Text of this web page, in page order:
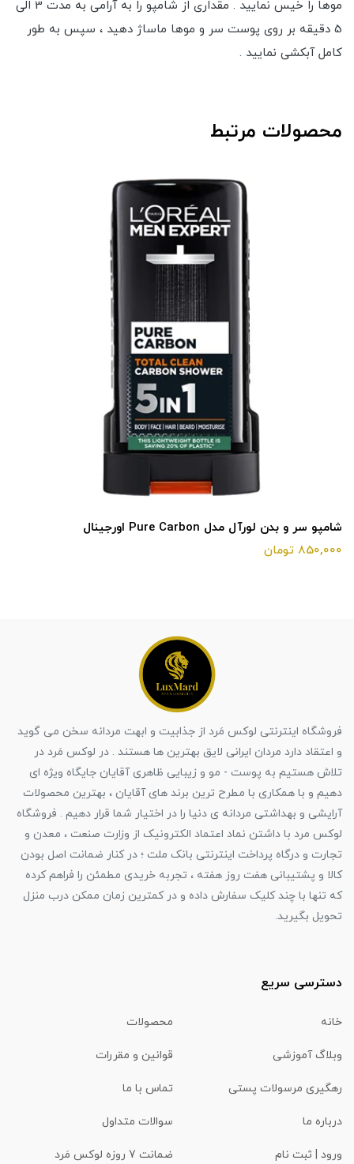
موها را خیس نمایید . مقداری از شامپو را به آرامی به مدت 3 الی
5 دقیقه بر روی پوست سر و موها ماساژ دهید ، سپس به طور
کامل آبکشی نمایید .
محصولات مرتبط
شامپو سر و بدن لورآل مدل Pure Carbon اورجینال
850,000 تومان
فروشگاه اینترنتی لوکس مَرد از جذابیت و ابهت مردانه سخن می گوید
و اعتقاد دارد مردان ایرانی لایق بهترین ها هستند . در لوکس مَرد در
تلاش هستیم به پوست - مو و زیبایی ظاهری آقایان جایگاه ویژه ای
دهیم و با همکاری با مطرح ترین برند های آقایان ، بهترین محصولات
آرایشی و بهداشتی مردانه ی دنیا را در اختیار شما قرار دهیم . فروشگاه
لوکس مرد با داشتن نماد اعتماد الکترونیک از وزارت صنعت ، معدن و
تجارت و درگاه پرداخت اینترنتی بانک ملت ؛ در کنار ضمانت اصل بودن
کالا و پشتیبانی هفت روز هفته ، تجربه خریدی مطمئن را فراهم کرده
که تنها با چند کلیک سفارش داده و در کمترین زمان ممکن درب منزل
تحویل بگیرید.
دسترسی سریع
خانه محصولات
وبلاگ آموزشی قوانین و مقررات
رهگیری مرسولات پستی تماس با ما
درباره ما سوالات متداول
ورود | ثبت نام ضمانت 7 روزه لوکس مَرد